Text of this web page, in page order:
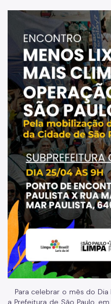
Para celebrar o mês do Dia
a Prefeitura de São Paulo,